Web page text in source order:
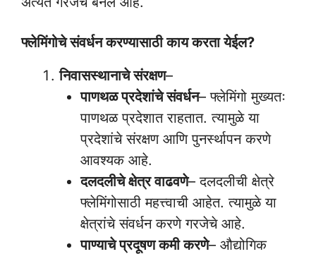
फ्लेमिंगोचे संवर्धन करण्यासाठी काय करता येईल?
निवासस्थानाचे संरक्षण–
पाणथळ प्रदेशांचे संवर्धन– फ्लेमिंगो मुख्यतः
पाणथळ प्रदेशात राहतात. त्यामुळे या
प्रदेशांचे संरक्षण आणि पुनर्स्थापन करणे
आवश्यक आहे.
दलदलीचे क्षेत्र वाढवणे– दलदलीची क्षेत्रे
फ्लेमिंगोसाठी महत्त्वाची आहेत. त्यामुळे या
क्षेत्रांचे संवर्धन करणे गरजेचे आहे.
पाण्याचे प्रदूषण कमी करणे– औद्योगिक